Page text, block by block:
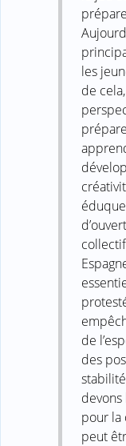
les
de
de
des
pour la
peut